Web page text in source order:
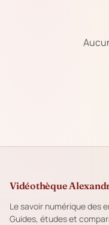
Vidéothèque
Le savoir numérique des
Guides, études et